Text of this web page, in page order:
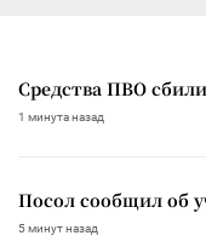
Средства ПВО
1 минута назад
Посол сообщил об
5 минут назад